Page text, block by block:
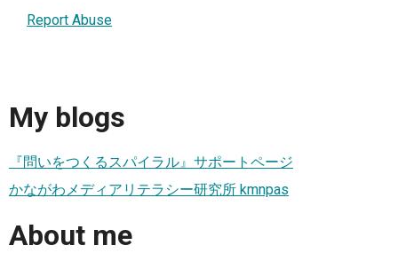
Report Abuse
My blogs
『問いをつくるスパイラル』サポートページ
かながわメディアリテラシー研究所 kmnpas
About me